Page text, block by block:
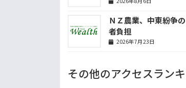
ＮＺ農業、中東紛争
者負担
2026年7月23日
その他のアクセスラン